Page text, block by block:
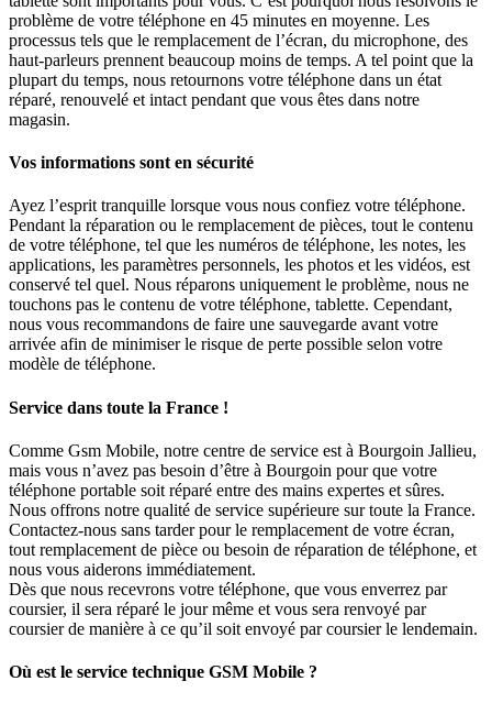
problème de votre téléphone en 45 minutes en moyenne. Les
processus tels que le remplacement de l’écran, du microphone, des
haut-parleurs prennent beaucoup moins de temps. A tel point que la
plupart du temps, nous retournons votre téléphone dans un état
réparé, renouvelé et intact pendant que vous êtes dans notre
magasin.
Vos informations sont en sécurité
Ayez l’esprit tranquille lorsque vous nous confiez votre téléphone.
Pendant la réparation ou le remplacement de pièces, tout le contenu
de votre téléphone, tel que les numéros de téléphone, les notes, les
applications, les paramètres personnels, les photos et les vidéos, est
conservé tel quel. Nous réparons uniquement le problème, nous ne
touchons pas le contenu de votre téléphone, tablette. Cependant,
nous vous recommandons de faire une sauvegarde avant votre
arrivée afin de minimiser le risque de perte possible selon votre
modèle de téléphone.
Service dans toute la France !
Comme Gsm Mobile, notre centre de service est à Bourgoin Jallieu,
mais vous n’avez pas besoin d’être à Bourgoin pour que votre
téléphone portable soit réparé entre des mains expertes et sûres.
Nous offrons notre qualité de service supérieure sur toute la France.
Contactez-nous sans tarder pour le remplacement de votre écran,
tout remplacement de pièce ou besoin de réparation de téléphone, et
nous vous aiderons immédiatement.
Dès que nous recevrons votre téléphone, que vous enverrez par
coursier, il sera réparé le jour même et vous sera renvoyé par
coursier de manière à ce qu’il soit envoyé par coursier le lendemain.
Où est le service technique GSM Mobile ?